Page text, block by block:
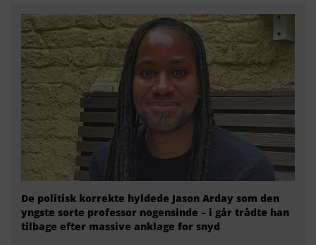
De politisk korrekte hyldede Jason Arday som den
yngste sorte professor nogensinde – i går trådte han
tilbage efter massive anklage for snyd